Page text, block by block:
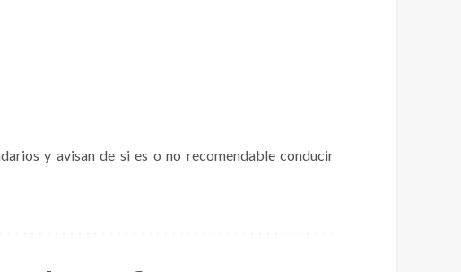
y avisan de si es o no recomendable conducir